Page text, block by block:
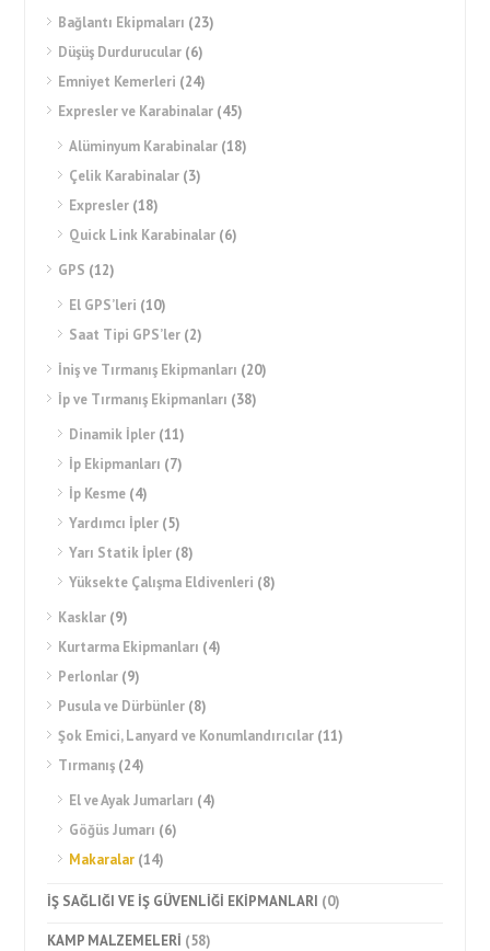
Bağlantı Ekipmaları (23)
Düşüş Durdurucular (6)
Emniyet Kemerleri (24)
Expresler ve Karabinalar (45)
Alüminyum Karabinalar (18)
Çelik Karabinalar (3)
Expresler (18)
Quick Link Karabinalar (6)
GPS (12)
El GPS’leri (10)
Saat Tipi GPS’ler (2)
İniş ve Tırmanış Ekipmanları (20)
İp ve Tırmanış Ekipmanları (38)
Dinamik İpler (11)
İp Ekipmanları (7)
İp Kesme (4)
Yardımcı İpler (5)
Yarı Statik İpler (8)
Yüksekte Çalışma Eldivenleri (8)
Kasklar (9)
Kurtarma Ekipmanları (4)
Perlonlar (9)
Pusula ve Dürbünler (8)
Şok Emici, Lanyard ve Konumlandırıcılar (11)
Tırmanış (24)
El ve Ayak Jumarları (4)
Göğüs Jumarı (6)
Makaralar (14)
İŞ SAĞLIĞI VE İŞ GÜVENLİĞİ EKİPMANLARI (0)
KAMP MALZEMELERİ (58)